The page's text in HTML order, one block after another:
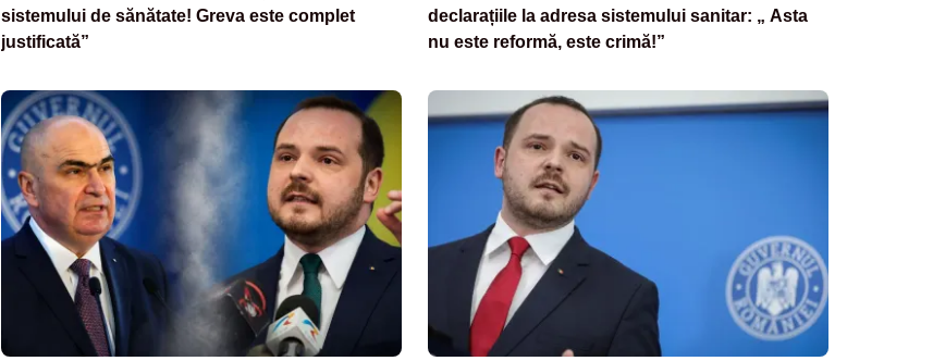
sistemului de sănătate! Greva este complet
justificată”
declarațiile la adresa sistemului sanitar: „ Asta
nu este reformă, este crimă!”